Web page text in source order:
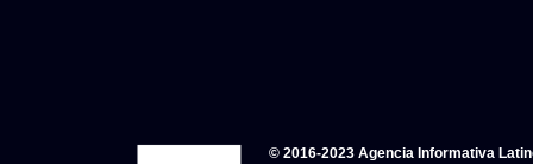
© 2016-2023 Agencia Informativa